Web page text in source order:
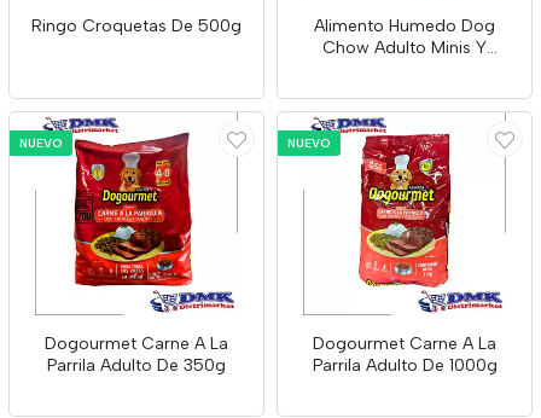
Ringo Croquetas De 500g
Alimento Humedo Dog
Chow Adulto Minis Y
NUEVO
Dogourmet Carne A La
Parrila Adulto De 350g
NUEVO
Dogourmet Carne A La
Parrila Adulto De 1000g